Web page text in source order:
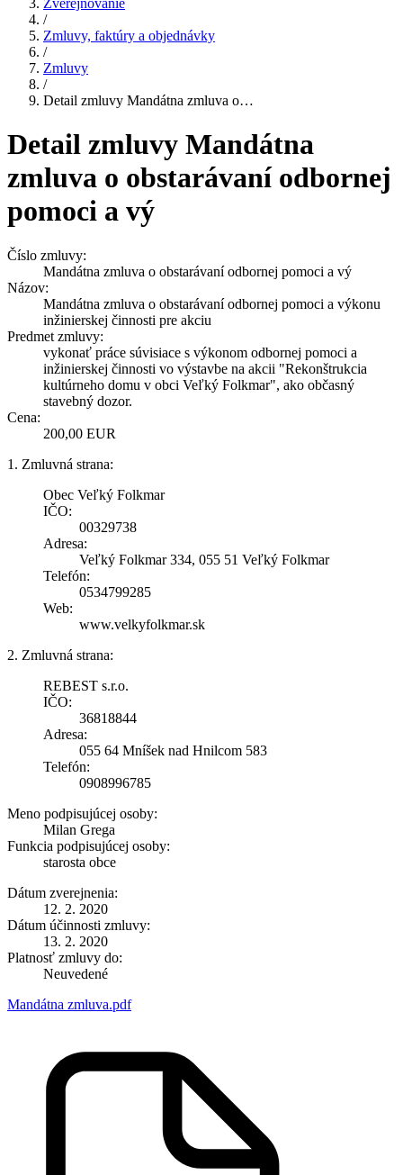
Zverejňovanie
/
Zmluvy, faktúry a objednávky
/
Zmluvy
/
Detail zmluvy Mandátna zmluva o…
Detail zmluvy Mandátna
zmluva o obstarávaní odbornej
pomoci a vý
Číslo zmluvy:
Mandátna zmluva o obstarávaní odbornej pomoci a vý
Názov:
Mandátna zmluva o obstarávaní odbornej pomoci a výkonu
inžinierskej činnosti pre akciu
Predmet zmluvy:
vykonať práce súvisiace s výkonom odbornej pomoci a
inžinierskej činnosti vo výstavbe na akcii "Rekonštrukcia
kultúrneho domu v obci Veľký Folkmar", ako občasný
stavebný dozor.
Cena:
200,00 EUR
1. Zmluvná strana:
Obec Veľký Folkmar
IČO:
00329738
Adresa:
Veľký Folkmar 334, 055 51 Veľký Folkmar
Telefón:
0534799285
Web:
www.velkyfolkmar.sk
2. Zmluvná strana:
REBEST s.r.o.
IČO:
36818844
Adresa:
055 64 Mníšek nad Hnilcom 583
Telefón:
0908996785
Meno podpisujúcej osoby:
Milan Grega
Funkcia podpisujúcej osoby:
starosta obce
Dátum zverejnenia:
12. 2. 2020
Dátum účinnosti zmluvy:
13. 2. 2020
Platnosť zmluvy do:
Neuvedené
Mandátna zmluva.pdf